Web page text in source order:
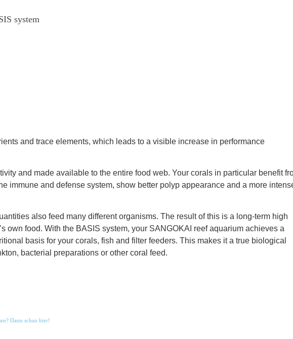
system
and trace elements, which leads to a visible increase in performance
and made available to the entire food web. Your corals in particular benefit
immune and defense system, show better polyp appearance and a more
also feed many different organisms. The result of this is a long-term high
food. With the BASIS system, your SANGOKAI reef aquarium achieves a
basis for your corals, fish and filter feeders. This makes it a true biological
bacterial preparations or other coral feed.
Dann schau hier!